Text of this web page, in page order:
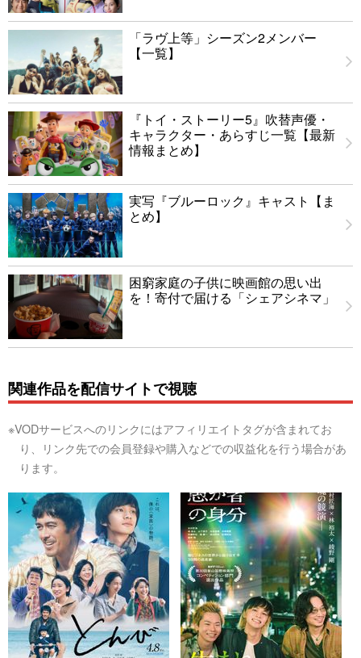
「ラヴ上等」シーズン2メンバー
【一覧】
『トイ・ストーリー5』吹替声優・
キャラクター・あらすじ一覧【最新
情報まとめ】
実写『ブルーロック』キャスト【ま
とめ】
困窮家庭の子供に映画館の思い出
を！寄付で届ける「シェアシネマ」
関連作品を配信サイトで視聴
※VODサービスへのリンクにはアフィリエイトタグが含まれてお
り、リンク先での会員登録や購入などでの収益化を行う場合があ
ります。